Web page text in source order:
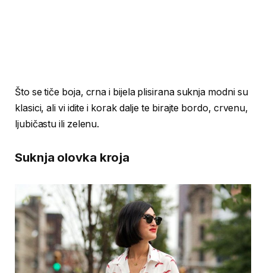
Što se tiče boja, crna i bijela plisirana suknja modni su
klasici, ali vi idite i korak dalje te birajte bordo, crvenu,
ljubičastu ili zelenu.
Suknja olovka kroja